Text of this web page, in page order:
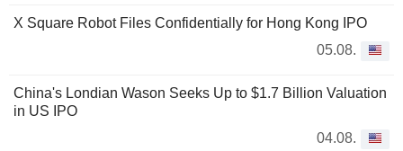
X Square Robot Files Confidentially for Hong Kong IPO
05.08.
China's Londian Wason Seeks Up to $1.7 Billion Valuation
in US IPO
04.08.